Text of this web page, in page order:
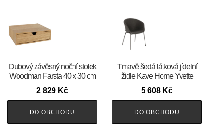
Dubový závěsný noční stolek
Woodman Farsta 40 x 30 cm
2 829 Kč
DO OBCHODU
Tmavě šedá látková jídelní
židle Kave Home Yvette
5 608 Kč
DO OBCHODU